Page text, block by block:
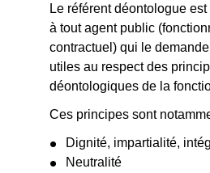
Le référent déontologue
à tout agent public
contractuel) qui le
utiles au respect des
déontologiques de la
Ces principes sont
Dignité, impartialité,
Neutralité